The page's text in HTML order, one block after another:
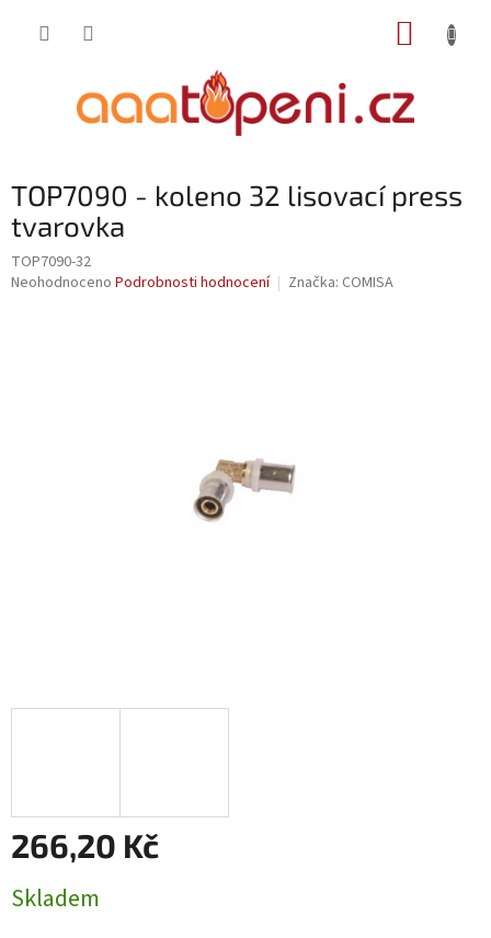
TOP7090 - koleno 32 lisovací press
tvarovka
TOP7090-32
Průměrné
Neohodnoceno Podrobnosti hodnocení Značka: COMISA
266,20 Kč
cena:
Skladem